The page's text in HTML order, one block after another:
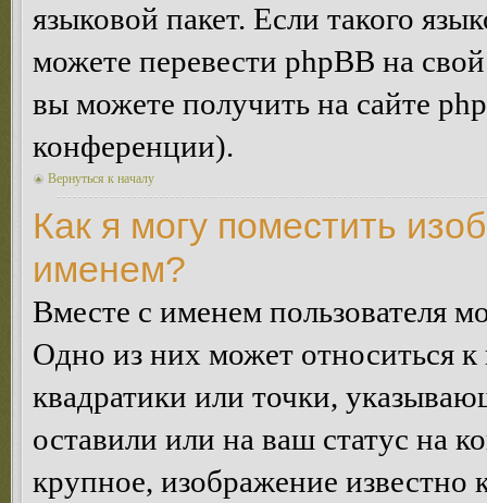
языковой пакет. Если такого
можете перевести phpBB на
вы можете получить на сайте
конференции).
Вернуться к началу
Как я могу поместить
именем?
Вместе с именем пользователя
Одно из них может относиться
квадратики или точки,
оставили или на ваш статус на
крупное, изображение известно